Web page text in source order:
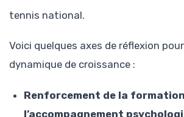
tennis national.
Voici quelques axes de réflexion
dynamique de croissance :
Renforcement de la
l’accompagnement